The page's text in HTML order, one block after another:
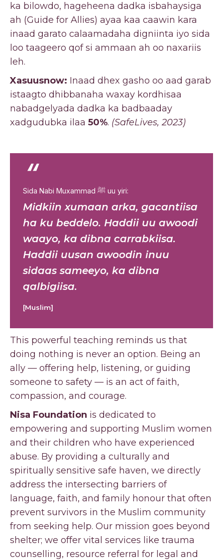
ka bilowdo, hageheena dadka isbahaysiga
ah (Guide for Allies) ayaa kaa caawin kara
inaad garato calaamadaha digniinta iyo sida
loo taageero qof si ammaan ah oo naxariis
leh.
Xasuusnow: Inaad dhex gasho oo aad garab
istaagto dhibbanaha waxay kordhisaa
nabadgelyada dadka ka badbaaday
xadgudubka ilaa 50%. (SafeLives, 2023)
“
Sida Nabi Muxammad ﷺ uu yiri:
Midkiin xumaan arka, gacantiisa
ha ku beddelo. Haddii uu awoodi
waayo, ka dibna carrabkiisa.
Haddii uusan awoodin inuu
sidaas sameeyo, ka dibna
qalbigiisa.
[Muslim]
This powerful teaching reminds us that
doing nothing is never an option. Being an
ally — offering help, listening, or guiding
someone to safety — is an act of faith,
compassion, and courage.
Nisa Foundation is dedicated to
empowering and supporting Muslim women
and their children who have experienced
abuse. By providing a culturally and
spiritually sensitive safe haven, we directly
address the intersecting barriers of
language, faith, and family honour that often
prevent survivors in the Muslim community
from seeking help. Our mission goes beyond
shelter; we offer vital services like trauma
counselling, resource referral for legal and